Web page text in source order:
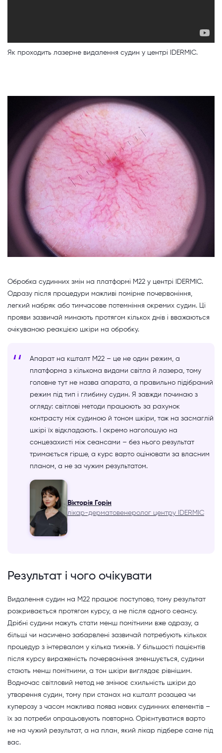
Як проходить лазерне видалення судин у центрі IDERMIC.
Обробка судинних змін на платформі M22 у центрі IDERMIC.
Одразу після процедури можливі помірне почервоніння,
легкий набряк або тимчасове потемніння окремих судин. Ці
прояви зазвичай минають протягом кількох днів і вважаються
очікуваною реакцією шкіри на обробку.
Апарат на кшталт M22 – це не один режим, а
платформа з кількома видами світла й лазера, тому
головне тут не назва апарата, а правильно підібраний
режим під тип і глибину судин. Я завжди починаю з
огляду: світлові методи працюють за рахунок
контрасту між судиною й тоном шкіри, тож на засмаглій
шкірі їх відкладають. І окремо наголошую на
сонцезахисті між сеансами – без нього результат
тримається гірше, а курс варто оцінювати за власним
планом, а не за чужим результатом.
Вікторія Горін
лікар-дерматовенеролог центру IDERMIC
Результат і чого очікувати
Видалення судин на M22 працює поступово, тому результат
розкривається протягом курсу, а не після одного сеансу.
Дрібні судини можуть стати менш помітними вже одразу, а
більші чи насичено забарвлені зазвичай потребують кількох
процедур з інтервалом у кілька тижнів. У більшості пацієнтів
після курсу вираженість почервоніння зменшується, судини
стають менш помітними, а тон шкіри виглядає рівнішим.
Водночас світловий метод не змінює схильність шкіри до
утворення судин, тому при станах на кшталт розацеа чи
куперозу з часом можлива поява нових судинних елементів –
їх за потреби опрацьовують повторно. Орієнтуватися варто
не на чужий результат, а на план, який лікар підбере саме під
вас.